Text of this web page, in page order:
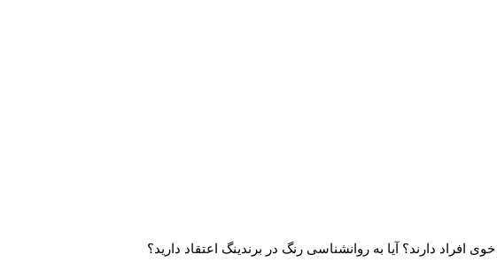
دارند؟ آیا به روانشناسی رنگ در برندینگ اعتقاد دارید؟